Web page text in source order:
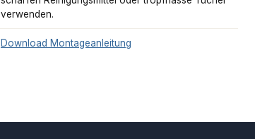
verwenden.
Download Montageanleitung